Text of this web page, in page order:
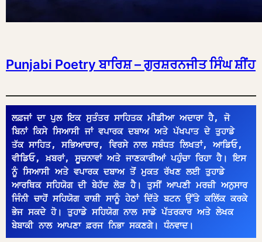
Punjabi Poetry ਬਾਰਿਸ਼ – ਗੁਰਸ਼ਰਨਜੀਤ ਸਿੰਘ ਸ਼ੀਂਹ
ਲਫ਼ਜਾਂ ਦਾ ਪੁਲ ਇਕ ਸੁਤੰਤਰ ਸਾਹਿਤਕ ਮੀਡੀਆ ਅਦਾਰਾ ਹੈ, ਜੋ
ਬਿਨਾਂ ਕਿਸੇ ਸਿਆਸੀ ਜਾਂ ਵਪਾਰਕ ਦਬਾਅ ਅਤੇ ਪੱਖਪਾਤ ਦੇ ਤੁਹਾਡੇ
ਤੱਕ ਸਾਹਿਤ, ਸਭਿਆਚਾਰ, ਵਿਰਸੇ ਨਾਲ ਸਬੰਧਤ ਲਿਖਤਾਂ, ਆਡਿਓ,
ਵੀਡਿਓ, ਖ਼ਬਰਾਂ, ਸੂਚਨਾਵਾਂ ਅਤੇ ਜਾਣਕਾਰੀਆਂ ਪਹੁੰਚਾ ਰਿਹਾ ਹੈ। ਇਸ
ਨੂੰ ਸਿਆਸੀ ਅਤੇ ਵਪਾਰਕ ਦਬਾਅ ਤੋਂ ਮੁਕਤ ਰੱਖਣ ਲਈ ਤੁਹਾਡੇ
ਆਰਥਿਕ ਸਹਿਯੋਗ ਦੀ ਬੇਹੱਦ ਲੋੜ ਹੈ। ਤੁਸੀਂ ਆਪਣੀ ਮਰਜ਼ੀ ਅਨੁਸਾਰ
ਜਿੰਨੀ ਚਾਹੋਂ ਸਹਿਯੋਗ ਰਾਸ਼ੀ ਸਾਨੂੰ ਹੇਠਾਂ ਦਿੱਤੇ ਬਟਨ ਉੱਤੇ ਕਲਿੱਕ ਕਰਕੇ
ਭੇਜ ਸਕਦੇ ਹੋ। ਤੁਹਾਡੇ ਸਹਿਯੋਗ ਨਾਲ ਸਾਡੇ ਪੱਤਰਕਾਰ ਅਤੇ ਲੇਖਕ
ਬੇਬਾਕੀ ਨਾਲ ਆਪਣਾ ਫ਼ਰਜ ਨਿਭਾ ਸਕਣਗੇ। ਧੰਨਵਾਦ।